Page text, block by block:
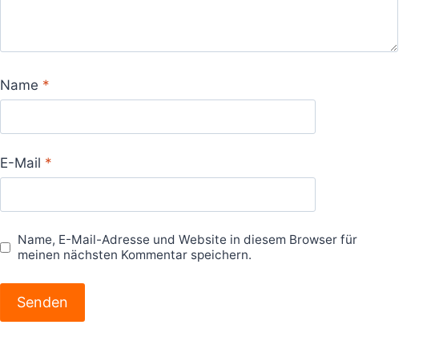
Name *
E-Mail *
Name, E-Mail-Adresse und Website in diesem Browser für
meinen nächsten Kommentar speichern.